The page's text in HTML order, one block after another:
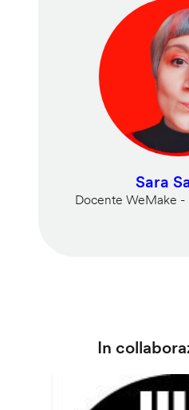
Sara
Docente WeMake -
In